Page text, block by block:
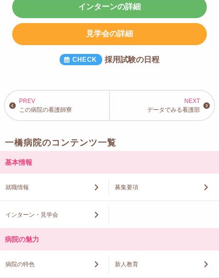
インターンの詳細
見学会の詳細
採用試験の日程
この病院の看護師寮 データでみる看護部
一橋病院のコンテンツ一覧
基本情報
就職情報 募集要項
インターン・見学会
病院の魅力
病院の特色 新人教育